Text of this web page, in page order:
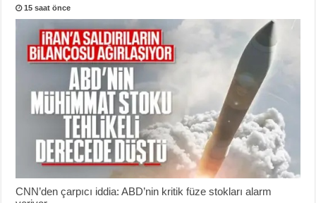
15 saat önce
CNN’den çarpıcı iddia: ABD’nin kritik füze stokları alarm